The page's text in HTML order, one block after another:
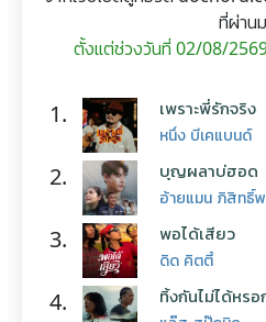
ที่ผ่าน
ตั้งแต่ช่วงวันที่ 02/08/
1. เพราะพี่รักจริง
หนึ่ง บีเคแบนด์
2. บุญผลาบ่ฮอด
อ้ายแมน ภิสิทธิ์
3. พอได้เสียว
ดิด คิตตี้
4. ทิ้งกันไม่ได้หรอ